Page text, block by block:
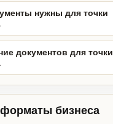
нужны для точки
документов для точки
бизнеса